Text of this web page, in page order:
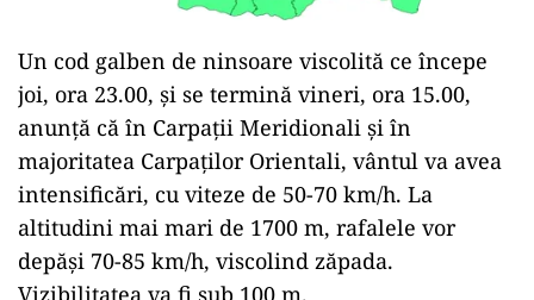
scăzute și ger, cu valori, în general, între -15 și
-10 grade Celsius, arată un cod galben al ANM.